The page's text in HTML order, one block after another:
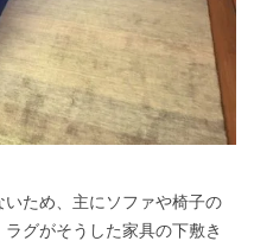
ため、主にソファや椅子の
グがそうした家具の下敷き